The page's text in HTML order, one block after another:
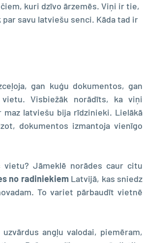
kuri dzīvo ārzemēs. Viņi ir tie,
savu latviešu senci. Kāda tad ir
gan kuģu dokumentos, gan
vietu. Visbiežāk norādīts, ka viņi
maz latviešu bija rīdzinieki. Lielākā
dokumentos izmantoja vienīgo
vietu? Jāmeklē norādes caur citu
no radiniekiem Latvijā, kas sniedz
angļu valodai, piemēram,